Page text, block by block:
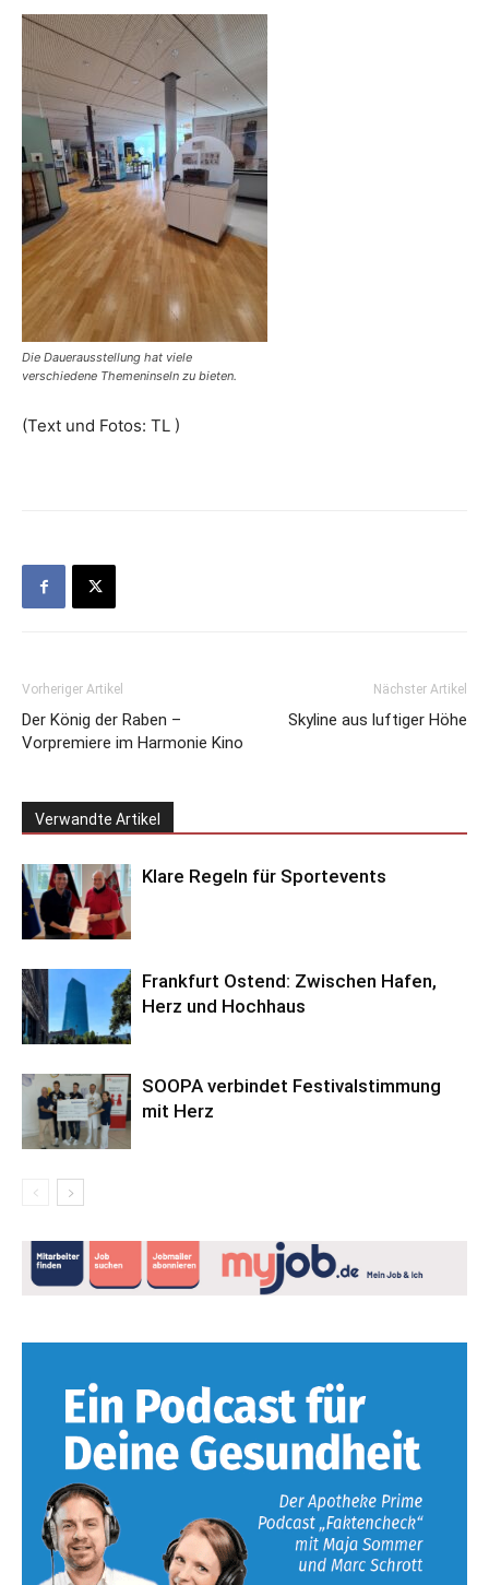
Die Dauerausstellung hat viele
verschiedene Themeninseln zu bieten.
(Text und Fotos: TL )
Vorheriger Artikel
Der König der Raben –
Vorpremiere im Harmonie Kino
Nächster Artikel
Skyline aus luftiger Höhe
Verwandte Artikel
Klare Regeln für Sportevents
Frankfurt Ostend: Zwischen Hafen,
Herz und Hochhaus
SOOPA verbindet Festivalstimmung
mit Herz